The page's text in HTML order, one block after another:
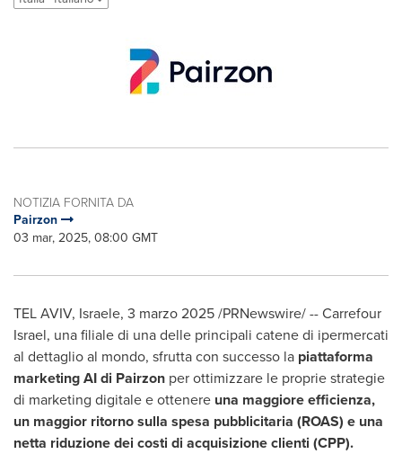
NOTIZIA FORNITA DA
Pairzon
03 mar, 2025, 08:00 GMT
TEL AVIV, Israele, 3 marzo 2025/PRNewswire/ --Carrefour
Israel, una filiale di una delle principali catene di ipermercati
al dettaglio al mondo, sfrutta con successo la piattaforma
marketing AI di Pairzon per ottimizzare le proprie strategie
di marketing digitale e ottenere una maggiore efficienza,
un maggior ritorno sulla spesa pubblicitaria (ROAS) e una
netta riduzione dei costi di acquisizione clienti (CPP).